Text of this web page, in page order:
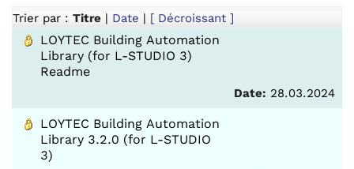
Trier par : Titre | Date | [ Décroissant ]
LOYTEC Building Automation
Library (for L-STUDIO 3)
Readme
Date: 28.03.2024
LOYTEC Building Automation
Library 3.2.0 (for L-STUDIO
3)